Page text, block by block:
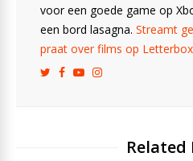
voor een goede game op
een bord lasagna. Streamt
praat over films op
Related